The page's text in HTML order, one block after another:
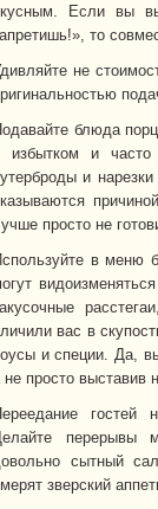
Если вы
то
не
блюда
избытком и часто
и
просто не
в меню
вас в
и специи. Да,
не просто выставив
гостей
перерывы
сытный
зверский